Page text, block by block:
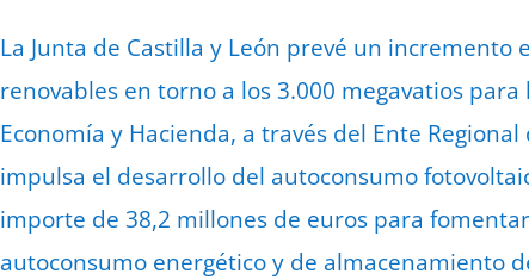
La Junta de Castilla y León prevé un
renovables en torno a los 3.000 megavatios
Economía y Hacienda, a través del Ente Regional
impulsa el desarrollo del autoconsumo
importe de 38,2 millones de euros para
autoconsumo energético y de almacenamiento